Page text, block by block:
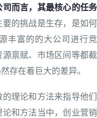
司而言，其最核心的任务
的挑战是生存，是如何
丰富的的大公司进行竞
禀赋、市场区间等都截
存在着巨大的差异。
理论和方法来指导他们
和方法当中，创业营销